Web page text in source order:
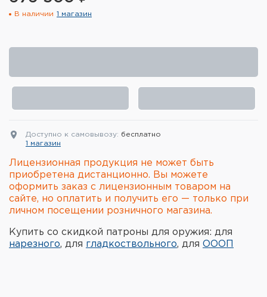
Элементы питания и зарядные
Туристическое снаряжение
Инструменты
Опоры и станки для оружия
Термосы, термосумки, бутылки
Мишени
В наличии 1 магазин
Доступно к самовывозу: бесплатно
1 магазин
Лицензионная продукция не может быть
приобретена дистанционно. Вы можете
оформить заказ с лицензионным товаром на
сайте, но оплатить и получить его — только при
личном посещении розничного магазина.
Купить со скидкой патроны для оружия: для
нарезного, для гладкоствольного, для ОООП